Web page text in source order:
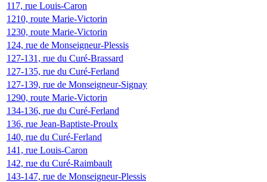
117, rue Louis-Caron
1210, route Marie-Victorin
1230, route Marie-Victorin
124, rue de Monseigneur-Plessis
127-131, rue du Curé-Brassard
127-135, rue du Curé-Ferland
127-139, rue de Monseigneur-Signay
1290, route Marie-Victorin
134-136, rue du Curé-Ferland
136, rue Jean-Baptiste-Proulx
140, rue du Curé-Ferland
141, rue Louis-Caron
142, rue du Curé-Raimbault
143-147, rue de Monseigneur-Plessis